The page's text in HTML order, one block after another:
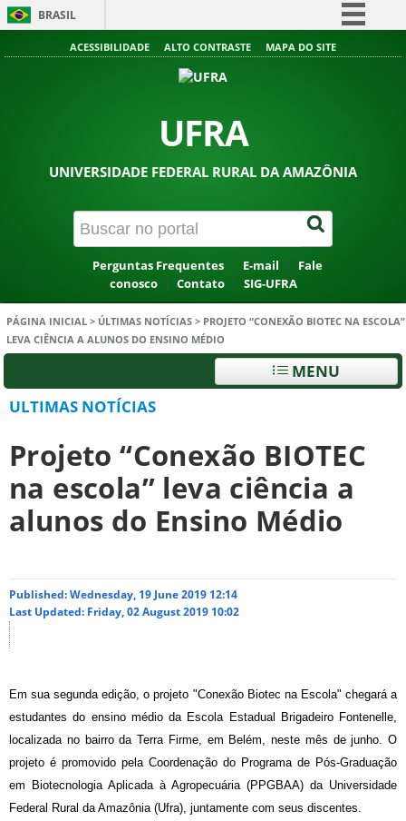
BRASIL
Simplifique!
Acesso à informação
ACESSIBILIDADE ALTO CONTRASTE MAPA DO SITE
UFRA
UNIVERSIDADE FEDERAL RURAL DA AMAZÔNIA
Perguntas Frequentes E-mail
Fale
conosco
Contato SIG-UFRA
PÁGINA INICIAL > ÚLTIMAS NOTÍCIAS > PROJETO “CONEXÃO BIOTEC NA ESCOLA”
LEVA CIÊNCIA A ALUNOS DO ENSINO MÉDIO
MENU
ULTIMAS NOTÍCIAS
Projeto “Conexão BIOTEC
na escola” leva ciência a
alunos do Ensino Médio
Published: Wednesday, 19 June 2019 12:14
Last Updated: Friday, 02 August 2019 10:02
Em sua segunda edição, o projeto "Conexão Biotec na Escola" chegará a
estudantes do ensino médio da Escola Estadual Brigadeiro Fontenelle,
localizada no bairro da Terra Firme, em Belém, neste mês de junho. O
projeto é promovido pela Coordenação do Programa de Pós-Graduação
em Biotecnologia Aplicada à Agropecuária (PPGBAA) da Universidade
Federal Rural da Amazônia (Ufra), juntamente com seus discentes.